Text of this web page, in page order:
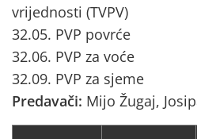
vrijednosti (TVPV)
32.05. PVP povrće
32.06. PVP za voće
32.09. PVP za sjeme
Predavači: Mijo Žugaj,